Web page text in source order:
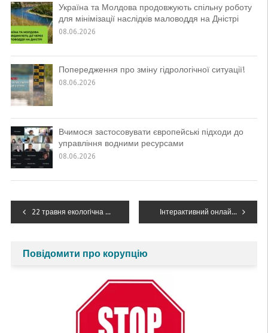
Україна та Молдова продовжують спільну роботу
для мінімізації наслідків маловоддя на Дністрі
08.06.2026
Попередження про зміну гідрологічної ситуації!
08.06.2026
Вчимося застосовувати європейські підходи до
управління водними ресурсами
08.06.2026
Навігація
22 травня екологічна спільнота відзначає День Південного Бугу! Інтерактивний онлайн-конкурс «Таємниці Дністра» завершився. Вітаємо переможців!
Повідомити про корупцію